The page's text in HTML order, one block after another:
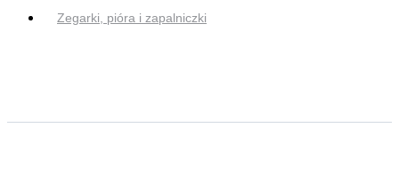
Zegarki, pióra i zapalniczki